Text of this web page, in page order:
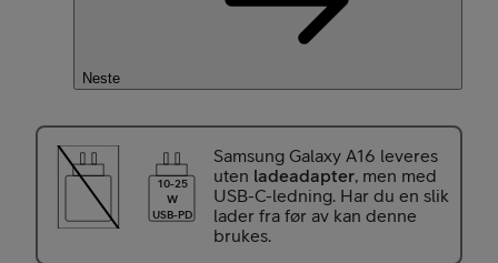
Neste
10-25
W
USB-PD
Samsung Galaxy A16 leveres
uten ladeadapter, men med
USB-C-ledning. Har du en slik
lader fra før av kan denne
brukes.